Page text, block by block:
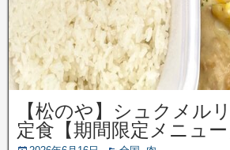
【松のや】シュクメル
定食【期間限定メニュー